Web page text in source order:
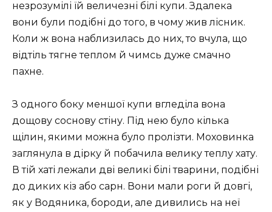
незрозумілі їй величезні білі купи. Здалека
вони були подібні до того, в чому жив лісник.
Коли ж вона наблизилась до них, то вчула, що
відтіль тягне теплом й чимсь дуже смачно
пахне.
З одного боку меншої купи вгледіла вона
дощову соснову стіну. Під нею було кілька
щілин, якими можна було пролізти. Моховинка
заглянула в дірку й побачила велику теплу хату.
В тій хаті лежали дві великі білі тварини, подібні
до диких кіз або сарн. Вони мали роги й довгі,
як у Водяника, бороди, але дивились на неї